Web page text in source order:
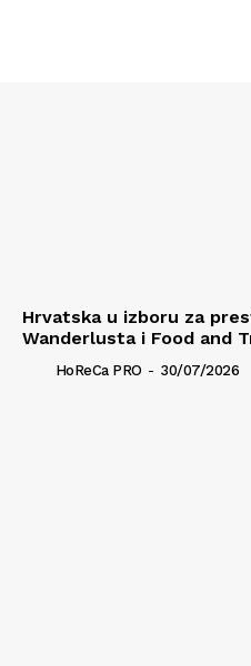
Hrvatska u izboru za
Wanderlusta i Food and
HoReCa PRO - 30/07/2026